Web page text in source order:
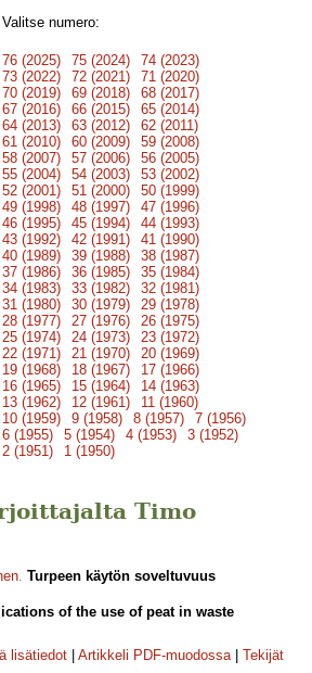
Valitse numero:
76 (2025) 75 (2024)
74 (2023)
73 (2022)
72 (2021)
71 (2020)
70 (2019)
69 (2018)
68 (2017)
67 (2016)
66 (2015)
65 (2014)
64 (2013)
63 (2012)
62 (2011)
61 (2010)
60 (2009)
59 (2008)
58 (2007)
57 (2006)
56 (2005)
55 (2004)
54 (2003)
53 (2002)
52 (2001)
51 (2000)
50 (1999)
49 (1998)
48 (1997)
47 (1996)
46 (1995)
45 (1994)
44 (1993)
43 (1992)
42 (1991)
41 (1990)
40 (1989)
39 (1988)
38 (1987)
37 (1986)
36 (1985)
35 (1984)
34 (1983)
33 (1982)
32 (1981)
31 (1980)
30 (1979)
29 (1978)
28 (1977)
27 (1976)
26 (1975)
25 (1974)
24 (1973)
23 (1972)
22 (1971)
21 (1970)
20 (1969)
19 (1968)
18 (1967)
17 (1966)
16 (1965)
15 (1964)
14 (1963)
13 (1962)
12 (1961)
11 (1960)
10 (1959)
9 (1958) 8 (1957)
7 (1956)
6 (1955)
5 (1954) 4 (1953)
3 (1952)
2 (1951)
1 (1950)
Timo
. Turpeen käytön soveltuvuus
of the use of peat in waste
lisätiedot Artikkeli PDF-muodossa| Tekijät